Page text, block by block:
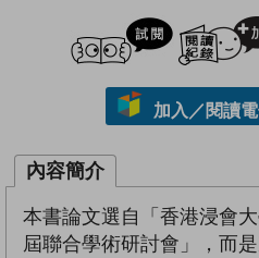
試閲
加入／閱讀
內容簡介
本書論文選自「香港浸會
屆聯合學術研討會」，而